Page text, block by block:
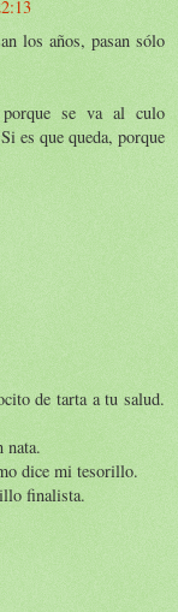
los años, pasan sólo
se va al culo
es que queda, porque
de tarta a tu salud.
nata.
dice mi tesorillo.
finalista.